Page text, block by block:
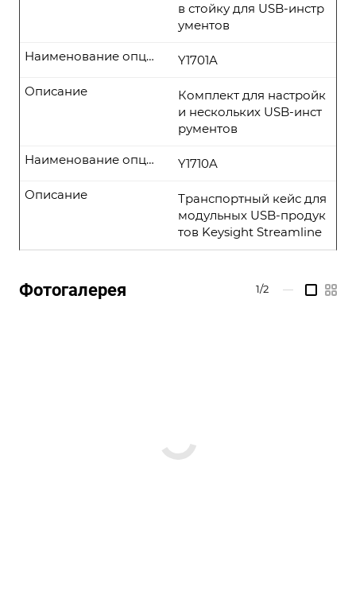
в стойку для USB-инстр
ументов
Y1701A
Наименование опции
Комплект для настройк
и нескольких USB-инст
рументов
Описание
Y1710A
Наименование опции
Транспортный кейс для
модульных USB-продук
тов Keysight Streamline
Описание
Фотогалерея 1/2 —